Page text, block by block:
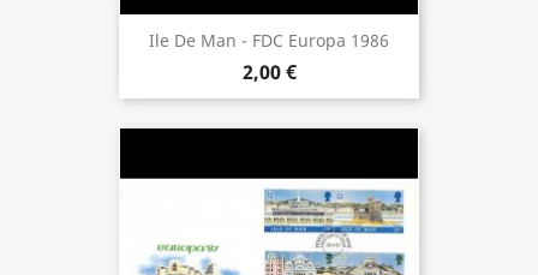
Ile De Man - FDC Europa 1986
2,00 €